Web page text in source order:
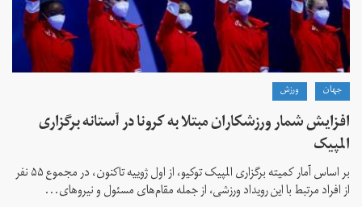
جهان ورزش
افزایش شمار ورزشکاران مبتلا به کرونا در آستانه برگزاری
المپیک
بر اساس آمار کمیته برگزاری المپیک توکیو، از اول ژوییه تاکنون، در مجموع ۵۵ نفر
از افراد مرتبط با این رویداد ورزشی، از جمله مقام‌های مسئول و نیروهای...